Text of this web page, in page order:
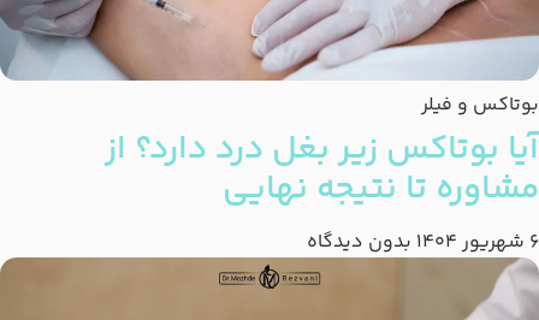
بوتاکس و فیلر
آیا بوتاکس زیر بغل درد دارد؟ از
مشاوره تا نتیجه نهایی
6 شهریور 1404 بدون دیدگاه